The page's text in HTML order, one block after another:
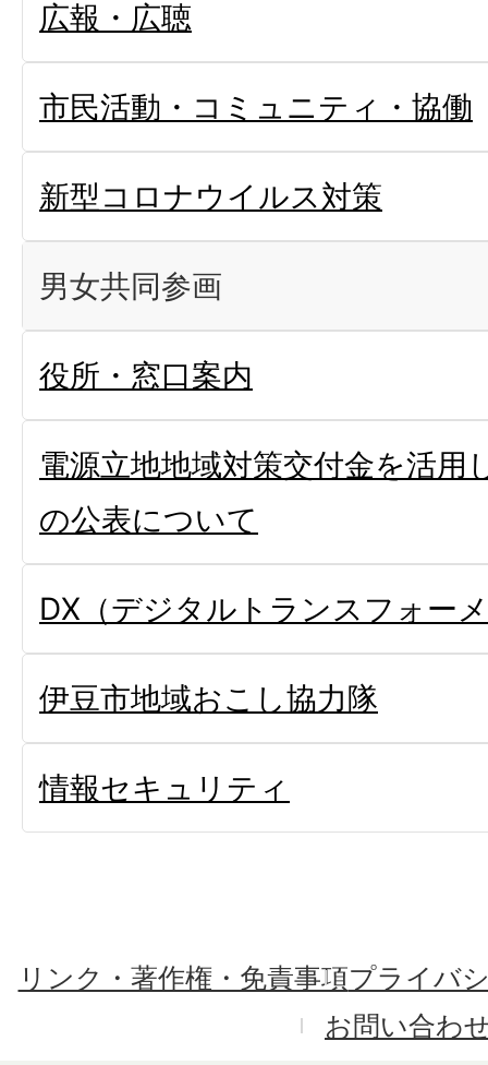
広報・広聴
市民活動・コミュニティ・協働
新型コロナウイルス対策
男女共同参画
役所・窓口案内
電源立地地域対策交付金を活用
の公表について
DX（デジタルトランスフォー
伊豆市地域おこし協力隊
情報セキュリティ
リンク・著作権・免責事項プライバ
お問い合わ